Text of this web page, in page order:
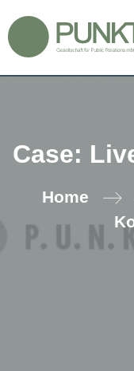
Inhalt
springen
Case:
Home